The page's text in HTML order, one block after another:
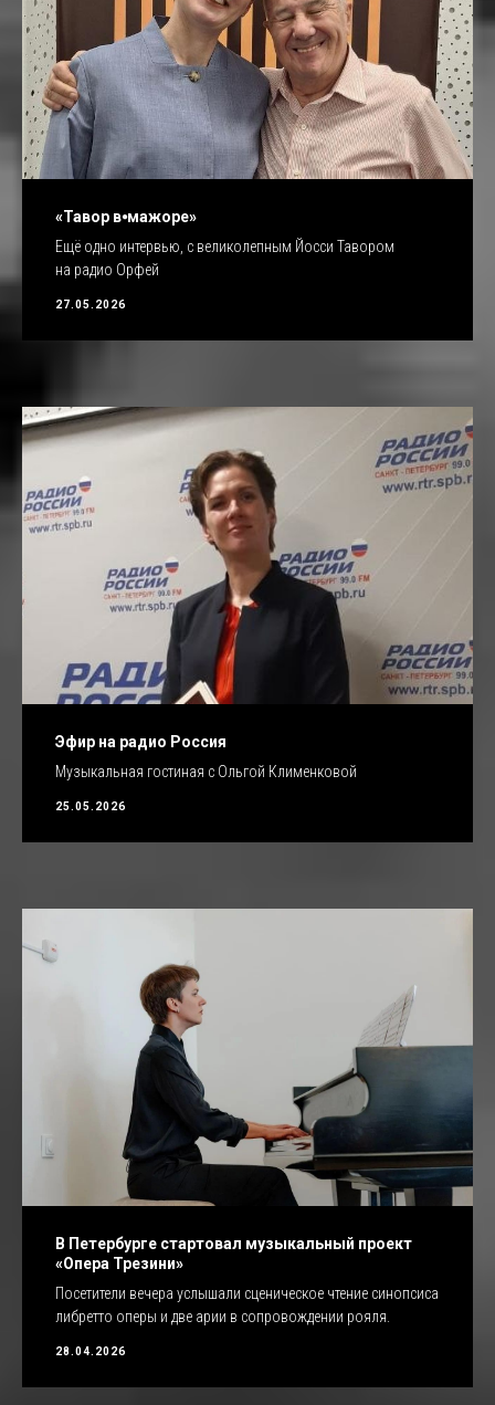
«Тавор в⦁мажоре»
Ещё одно интервью, с великолепным Йосси Тавором
на радио Орфей
27.05.2026
Эфир на радио Россия
Музыкальная гостиная с Ольгой Клименковой
25.05.2026
В Петербурге стартовал музыкальный проект
«Опера Трезини»
Посетители вечера услышали сценическое чтение синопсиса
либретто оперы и две арии в сопровождении рояля.
28.04.2026